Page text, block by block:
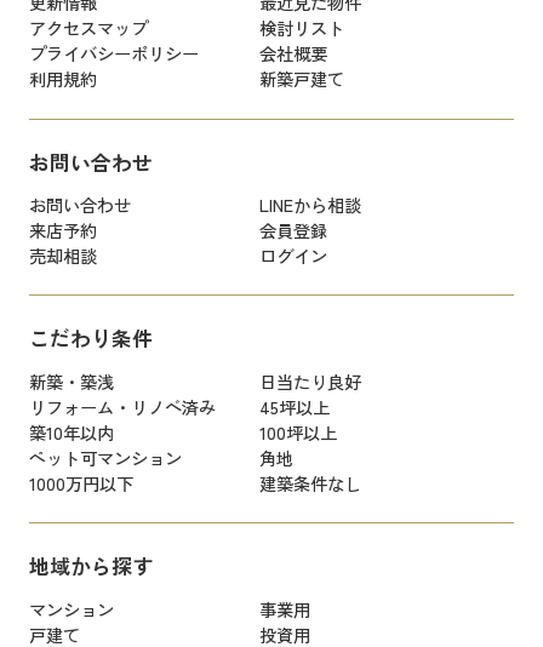
アクセスマップ
検討リスト
プライバシーポリシー
会社概要
利用規約
新築戸建て
お問い合わせ
お問い合わせ
LINEから相談
来店予約
会員登録
売却相談
ログイン
こだわり条件
新築・築浅
日当たり良好
リフォーム・リノベ済み
45坪以上
築10年以内
100坪以上
ペット可マンション
角地
1000万円以下
建築条件なし
地域から探す
マンション
事業用
戸建て
投資用